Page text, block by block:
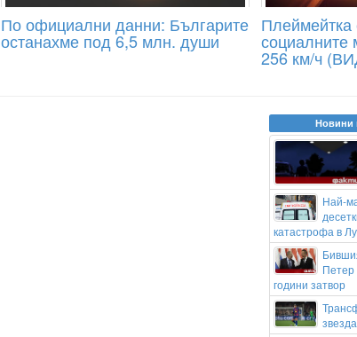
По официални данни: Българите
останахме под 6,5 млн. души
Плеймейтка
256 км/ч
Новини
Най-
катастрофа в
Петер
години затвор